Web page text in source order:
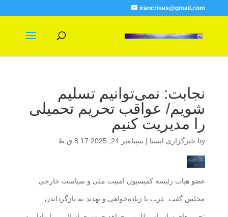
irancrises@gmail.com
نجابت: نمی‌توانیم تسلیم
شویم/ عواقب تحریم تحمیلی
را مدیریت کنیم
by خبرگزاری ایسنا | سپتامبر 24, 2025 8:17 ق.ظ
عضو هیات رئیسه کمیسیون امنیت ملی و سیاست خارجی
مجلس گفت: غرب با زیاده‌خواهی و تهدید به بازگرداندن